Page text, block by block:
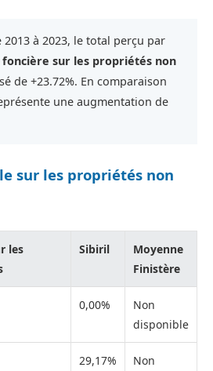
à 2023, le total perçu par
sur les propriétés non
de +23.72%. En comparaison
une augmentation de
sur les propriétés non
les
Sibiril
Moyenne
Finistère
0,00%
Non
disponible
29,17%
Non